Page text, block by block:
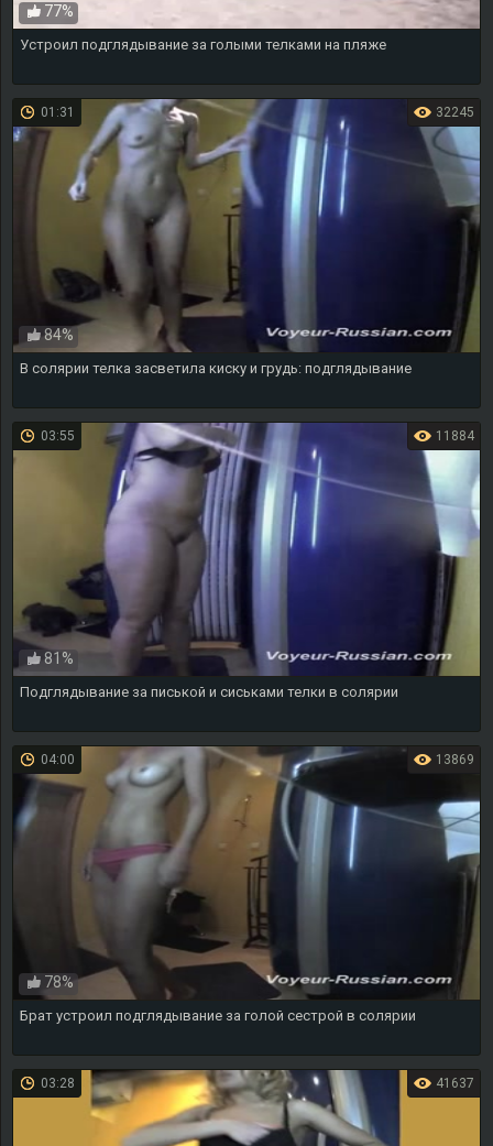
77%
Устроил подглядывание за голыми телками на пляже
32245
01:31
84%
В солярии телка засветила киску и грудь: подглядывание
11884
03:55
81%
Подглядывание за писькой и сиськами телки в солярии
13869
04:00
78%
Брат устроил подглядывание за голой сестрой в солярии
41637
03:28